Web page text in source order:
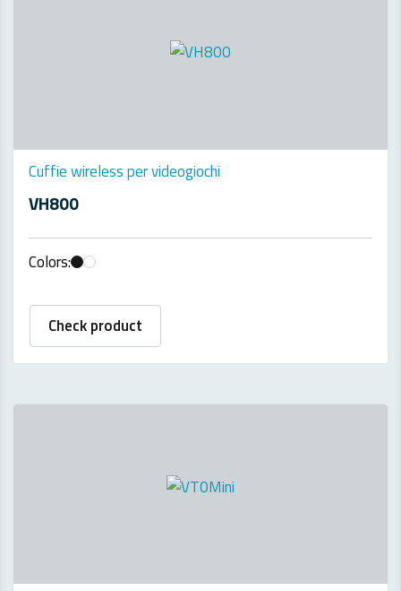
Cuffie wireless per videogiochi
VH800
Colors:
Check product